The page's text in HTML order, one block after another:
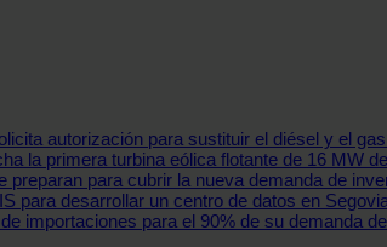
autorización para sustituir el diésel y el
la primera turbina eólica flotante de 16 MW
preparan para cubrir la nueva demanda de
para desarrollar un centro de datos en
importaciones para el 90% de su demanda